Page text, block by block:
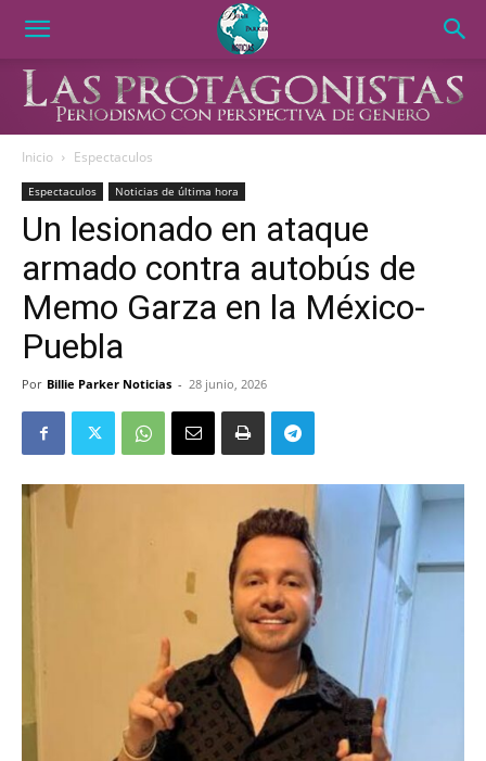
Inicio Espectaculos
Espectaculos Noticias de última hora
Un lesionado en ataque
armado contra autobús de
Memo Garza en la México-
Puebla
Por Billie Parker Noticias - 28 junio, 2026